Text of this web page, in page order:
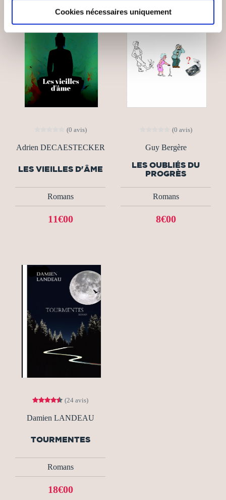
Cookies nécessaires uniquement
(0 avis)
Adrien DECAESTECKER
LES VIEILLES D'ÂME
Romans
11€00
(0 avis)
Guy Bergère
LES OUBLIÉS DU
PROGRÈS
Romans
8€00
(24 avis)
Damien LANDEAU
TOURMENTES
Romans
18€00